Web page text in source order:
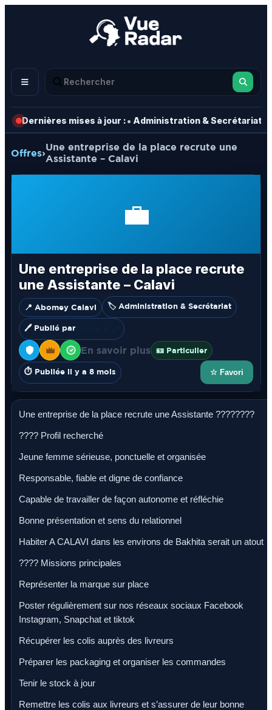
Dernières mises à jour :• Administration & Secrétariat
Offres›
Une entreprise de la place recrute une
Assistante – Calavi
💼
Une entreprise de la place recrute
une Assistante – Calavi
📍 Abomey Calavi 🏷️ Administration & Secrétariat
🖊️ Publié par
En savoir plus 🪪 Particulier
⏱️ Publiée il y a 8 mois ☆ Favori
Une entreprise de la place recrute une Assistante ????‍????
???? Profil recherché
Jeune femme sérieuse, ponctuelle et organisée
Responsable, fiable et digne de confiance
Capable de travailler de façon autonome et réfléchie
Bonne présentation et sens du relationnel
Habiter A CALAVI dans les environs de Bakhita serait un atout
???? Missions principales
Représenter la marque sur place
Poster régulièrement sur nos réseaux sociaux Facebook
Instagram, Snapchat et tiktok
Récupérer les colis auprès des livreurs
Préparer les packaging et organiser les commandes
Tenir le stock à jour
Remettre les colis aux livreurs et s’assurer de leur bonne